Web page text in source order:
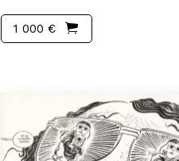
1 000 €